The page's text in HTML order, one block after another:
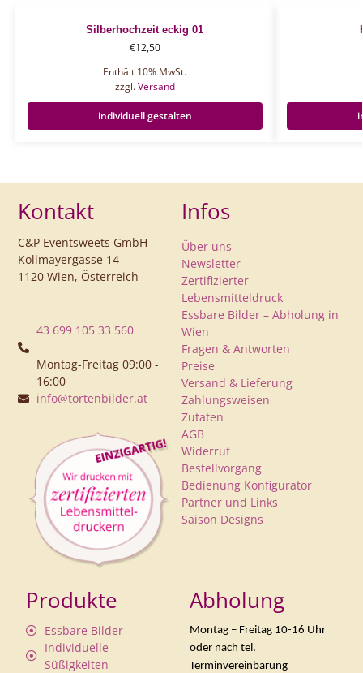
Silberhochzeit eckig 01
€12,50
Enthält 10% MwSt.
zzgl.Versand
individuell gestalten
Kontakt
C&P Eventsweets GmbH
Kollmayergasse 14
1120 Wien, Österreich
43 699 105 33 560
Montag-Freitag 09:00 -
16:00
info@tortenbilder.at
Infos
Über uns
Newsletter
Zertifizierter
Lebensmitteldruck
Essbare Bilder – Abholung in
Wien
Fragen & Antworten
Preise
Versand & Lieferung
Zahlungsweisen
Zutaten
AGB
Widerruf
Bestellvorgang
Bedienung Konfigurator
Partner und Links
Saison Designs
Produkte
Essbare Bilder
Individuelle
Süßigkeiten
Abholung
Montag – Freitag 10-16 Uhr
oder nach tel.
Terminvereinbarung